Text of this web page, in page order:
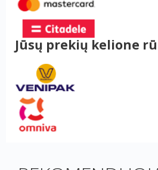
Jūsų prekių kelione